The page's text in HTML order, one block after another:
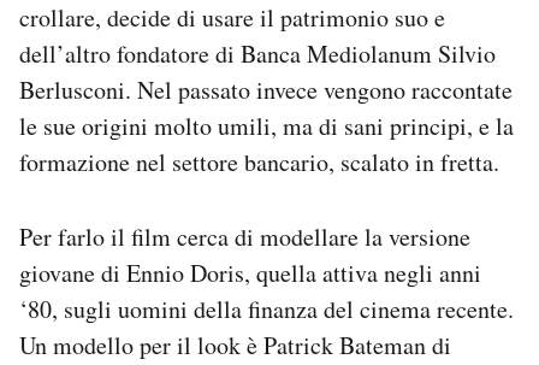
crollare, decide di usare il patrimonio suo e
dell’altro fondatore di Banca Mediolanum Silvio
Berlusconi. Nel passato invece vengono raccontate
le sue origini molto umili, ma di sani principi, e la
formazione nel settore bancario, scalato in fretta.
Per farlo il film cerca di modellare la versione
giovane di Ennio Doris, quella attiva negli anni
‘80, sugli uomini della finanza del cinema recente.
Un modello per il look è Patrick Bateman di